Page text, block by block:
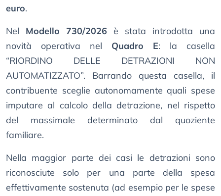
euro.
Nel Modello 730/2026 è stata introdotta una
novità operativa nel Quadro E: la casella
“RIORDINO DELLE DETRAZIONI NON
AUTOMATIZZATO”. Barrando questa casella, il
contribuente sceglie autonomamente quali spese
imputare al calcolo della detrazione, nel rispetto
del massimale determinato dal quoziente
familiare.
Nella maggior parte dei casi le detrazioni sono
riconosciute solo per una parte della spesa
effettivamente sostenuta (ad esempio per le spese